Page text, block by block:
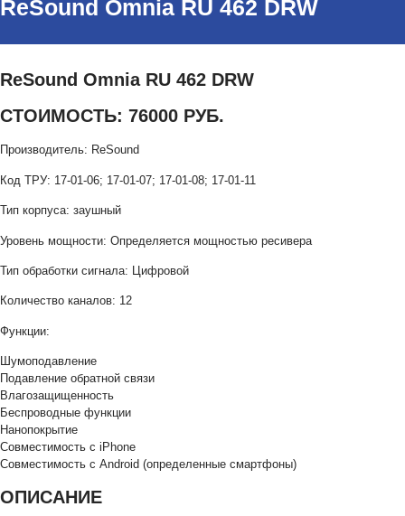
ReSound Omnia RU 462 DRW
ReSound Omnia RU 462 DRW
СТОИМОСТЬ: 76000 РУБ.
Производитель: ReSound
Код ТРУ: 17-01-06; 17-01-07; 17-01-08; 17-01-11
Тип корпуса: заушный
Уровень мощности: Определяется мощностью ресивера
Тип обработки сигнала: Цифровой
Количество каналов: 12
Функции:
Шумоподавление
Подавление обратной связи
Влагозащищенность
Беспроводные функции
Нанопокрытие
Совместимость с iPhone
Совместимость с Android (определенные смартфоны)
ОПИСАНИЕ